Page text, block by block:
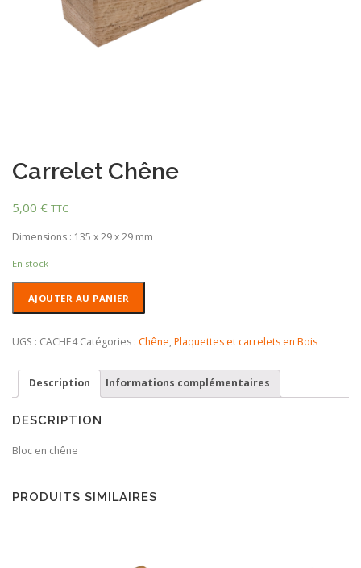
Carrelet Chêne
5,00 € TTC
Dimensions : 135 x 29 x 29 mm
En stock
Chêne
AJOUTER AU PANIER
UGS : CACHE4 Catégories : Chêne, Plaquettes et carrelets en Bois
Description Informations complémentaires
DESCRIPTION
Bloc en chêne
PRODUITS SIMILAIRES